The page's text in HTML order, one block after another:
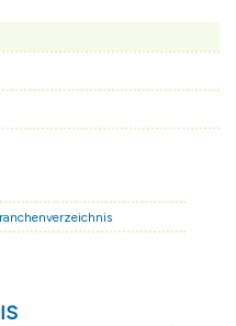
POLITIK